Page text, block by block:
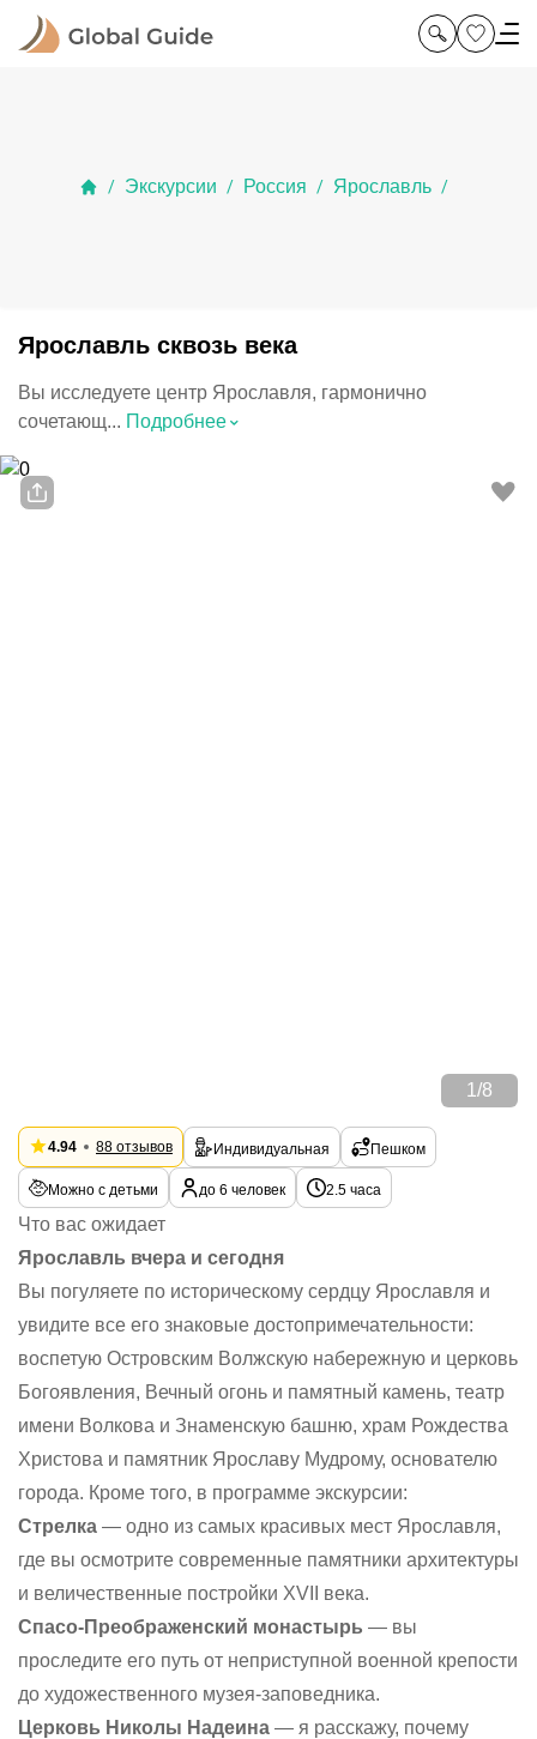
/ Экскурсии / Россия / Ярославль /
Ярославль сквозь века
Вы исследуете центр Ярославля, гармонично
сочетающ... Подробнее⌃
1 /8
4.94 88 отзывов Индивидуальная Пешком
Можно с детьми до 6 человек 2.5 часа
Что вас ожидает
Ярославль вчера и сегодня
Вы погуляете по историческому сердцу Ярославля и
увидите все его знаковые достопримечательности:
воспетую Островским Волжскую набережную и церковь
Богоявления, Вечный огонь и памятный камень, театр
имени Волкова и Знаменскую башню, храм Рождества
Христова и памятник Ярославу Мудрому, основателю
города. Кроме того, в программе экскурсии:
Стрелка — одно из самых красивых мест Ярославля,
где вы осмотрите современные памятники архитектуры
и величественные постройки XVII века.
Спасо-Преображенский монастырь — вы
проследите его путь от неприступной военной крепости
до художественного музея-заповедника.
Церковь Николы Надеина — я расскажу, почему